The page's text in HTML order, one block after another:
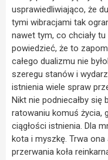
usprawiedliwiająco, że
tymi wibracjami tak
nawet tym, co chciały
powiedzieć, że to
całego dualizmu nie
szeregu stanów i
istnienia wiele spraw
Nikt nie podniecałby się
ratowaniu komuś życia,
ciągłości istnienia. Dla
kota i myszkę. Trwa
przerwania koła